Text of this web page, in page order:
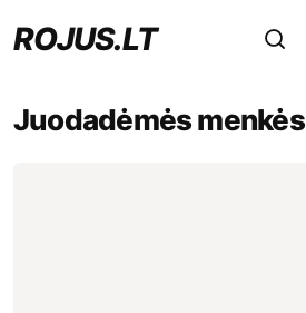
ROJUS.LT
Juodadėmės menkės